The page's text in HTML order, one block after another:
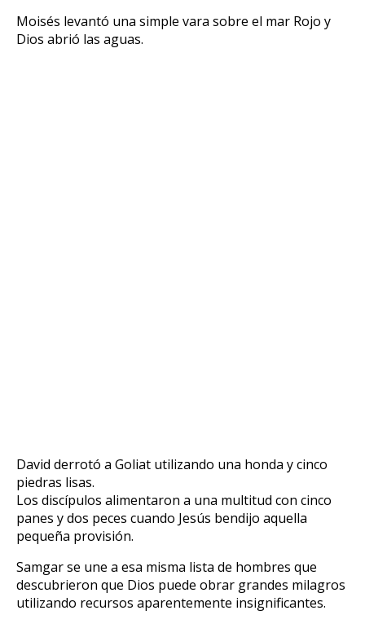
Moisés levantó una simple vara sobre el mar Rojo y
Dios abrió las aguas.
David derrotó a Goliat utilizando una honda y cinco
piedras lisas.
Los discípulos alimentaron a una multitud con cinco
panes y dos peces cuando Jesús bendijo aquella
pequeña provisión.
Samgar se une a esa misma lista de hombres que
descubrieron que Dios puede obrar grandes milagros
utilizando recursos aparentemente insignificantes.